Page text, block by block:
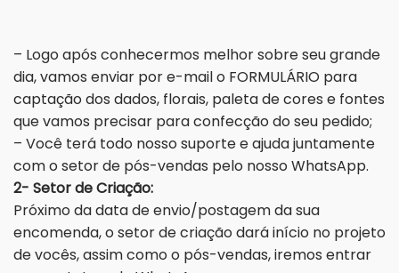
– Logo após conhecermos melhor sobre seu grande
dia, vamos enviar por e-mail o FORMULÁRIO para
captação dos dados, florais, paleta de cores e fontes
que vamos precisar para confecção do seu pedido;
– Você terá todo nosso suporte e ajuda juntamente
com o setor de pós-vendas pelo nosso WhatsApp.
2- Setor de Criação:
Próximo da data de envio/postagem da sua
encomenda, o setor de criação dará início no projeto
de vocês, assim como o pós-vendas, iremos entrar